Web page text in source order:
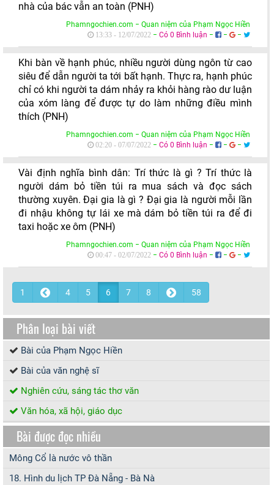
nhà của bác vẫn an toàn (PNH)
Phamngochien.com − Quan niệm của Phạm Ngọc Hiền
13:33 - 12/07/2022 − Có 0 Bình luận − − −
Khi bàn về hạnh phúc, nhiều người dùng ngôn từ cao
siêu để dẫn người ta tới bất hạnh. Thực ra, hạnh phúc
chỉ có khi người ta dám nhảy ra khỏi hàng rào dư luận
của xóm làng để được tự do làm những điều mình
thích (PNH)
Phamngochien.com − Quan niệm của Phạm Ngọc Hiền
02:20 - 07/07/2022 − Có 0 Bình luận − − −
Vài định nghĩa bình dân: Trí thức là gì ? Trí thức là
người dám bỏ tiền túi ra mua sách và đọc sách
thường xuyên. Đại gia là gì ? Đại gia là người mỗi lần
đi nhậu không tự lái xe mà dám bỏ tiền túi ra để đi
taxi hoặc xe ôm (PNH)
Phamngochien.com − Quan niệm của Phạm Ngọc Hiền
00:47 - 02/07/2022 − Có 0 Bình luận − − −
1 4 5 6 7 8 58
Phân loại bài viết
Bài của Phạm Ngọc Hiền
Bài của văn nghệ sĩ
Nghiên cứu, sáng tác thơ văn
Văn hóa, xã hội, giáo dục
Bài được đọc nhiều
Mông Cổ là nước vô thần
18. Hình du lịch TP Đà Nẵng - Bà Nà